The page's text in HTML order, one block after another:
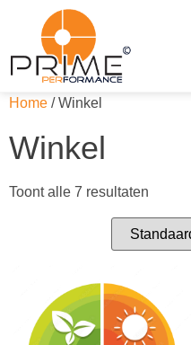
Home / Winkel
Winkel
Toont alle 7 resultaten